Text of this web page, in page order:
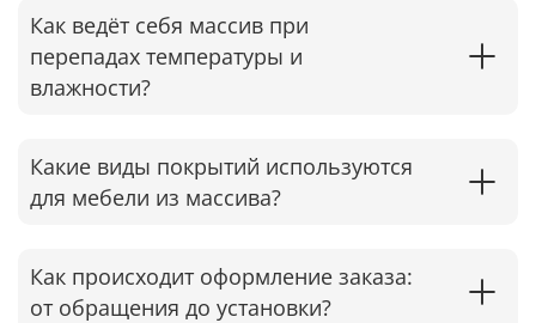
Как ведёт себя массив при
перепадах температуры и
влажности?
Какие виды покрытий используются
для мебели из массива?
Как происходит оформление заказа:
от обращения до установки?